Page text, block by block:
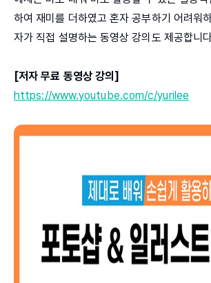
하여 재미를 더하였고 혼자 공부하기 어려워
자가 직접 설명하는 동영상 강의도 제공합니
[저자 무료 동영상 강의]
https://www.youtube.com/c/yurilee